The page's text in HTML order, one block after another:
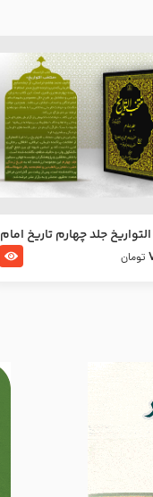
جلد چهارم تاریخ امام
و امام محمد باقرتومان